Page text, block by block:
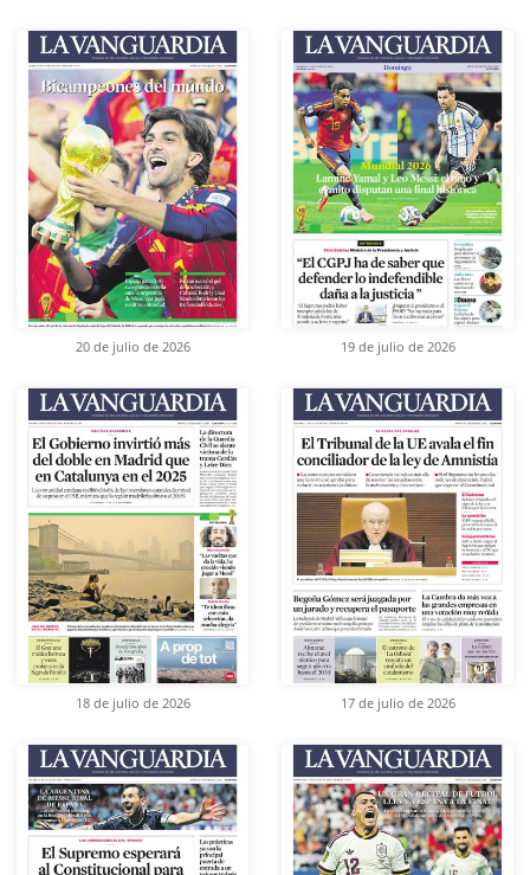
20 de julio de 2026 19 de julio de 2026
18 de julio de 2026 17 de julio de 2026